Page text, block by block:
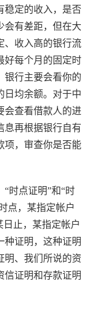
稳定的收入，是否
会有差距，但在大
、收入高的银行流
好每个月的固定时
银行主要会看你的
日均余额。对于中
会查看借款人的进
息再根据银行自有
项，审查你是否能
时点证明”和“时
点，某指定帐户
日止，某指定帐户
种证明，这种证明
明、我们所说的资
信证明和存款证明